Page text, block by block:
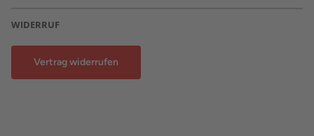
WIDERRUF
Vertrag widerrufen